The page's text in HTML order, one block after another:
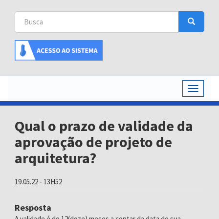
Buscar
Busca
Busca
Toggle
Qual o prazo de validade da
aprovação de projeto de
arquitetura?
19.05.22 - 13H52
Resposta